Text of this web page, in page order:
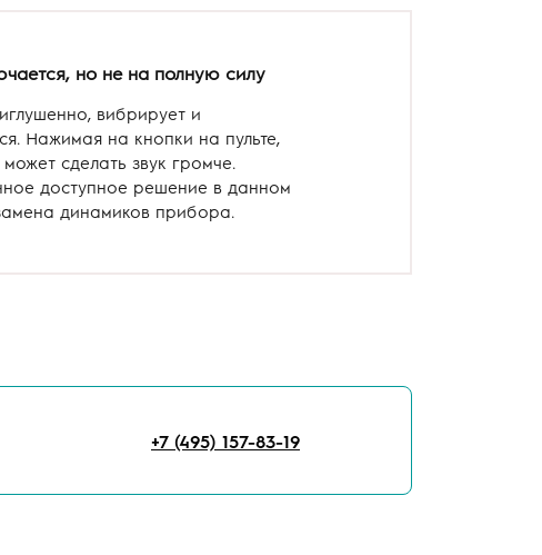
но не на полную силу
вибрирует и
Нажимая на кнопки на пульте,
сделать звук громче.
доступное решение в данном
динамиков прибора.
+7 (495) 157-83-19